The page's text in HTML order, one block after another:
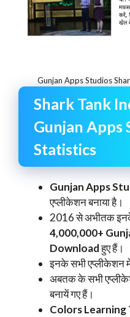
Gunjan Apps Studios
Shark Tank
Gunjan Apps
Statistics
Gunjan Apps
एप्लीकेशन बनाया है।
2016 से अभीतक
4,000,000+
Downloadहुए हैं।
इनके सभी एप्लीकेशन
अबतक के सभी
बनायें गए हैं।
Colors Learning